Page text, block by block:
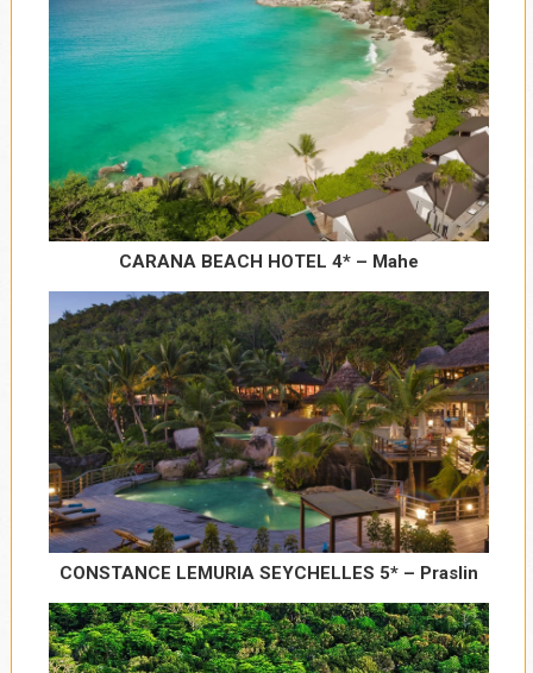
Broj dece 6 - 11.99 godina*
Broj dece 2 - 5.99 godina
Broj dece 0 - 1.99 godina*
Ako je u pitanju grupa, navedite broj
odraslih i dece sa datumima rođenja
CARANA BEACH HOTEL 4* – Mahe
CONSTANCE LEMURIA SEYCHELLES 5* – Praslin